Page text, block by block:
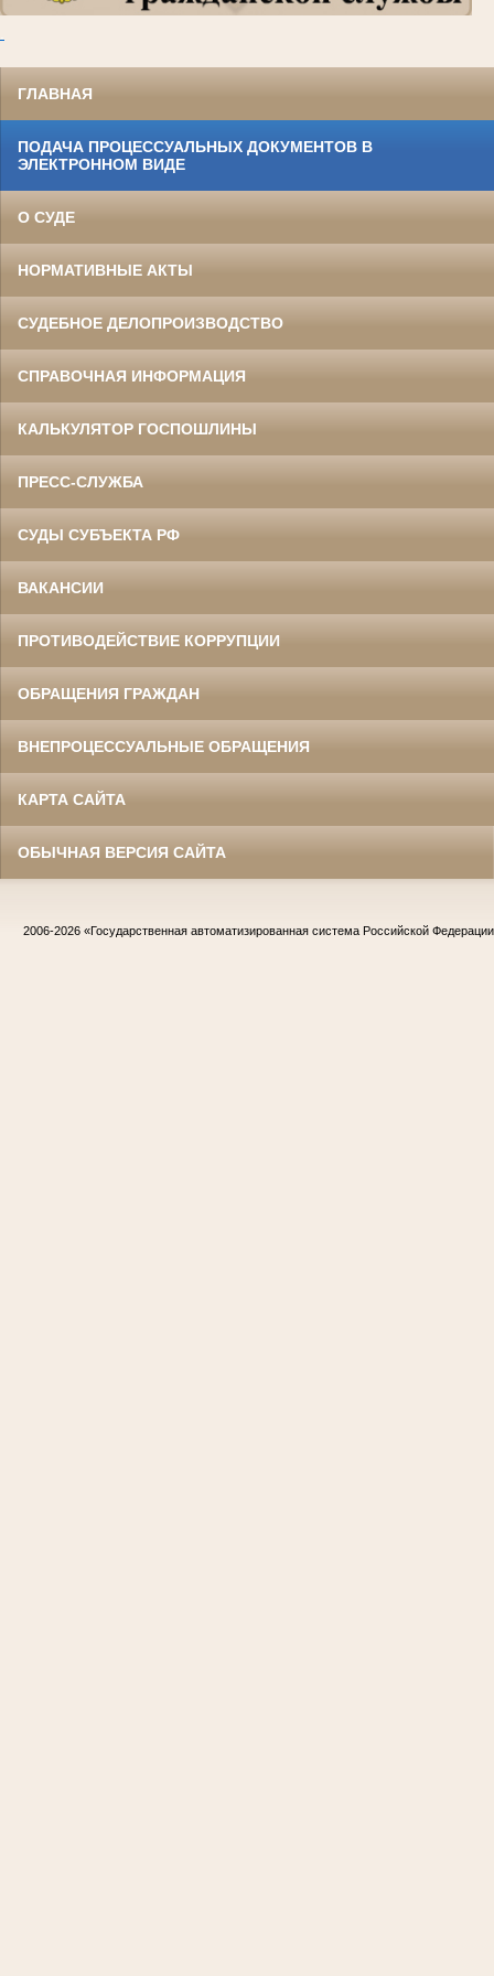
ГЛАВНАЯ
ПОДАЧА ПРОЦЕССУАЛЬНЫХ ДОКУМЕНТОВ В
ЭЛЕКТРОННОМ ВИДЕ
О СУДЕ
НОРМАТИВНЫЕ АКТЫ
СУДЕБНОЕ ДЕЛОПРОИЗВОДСТВО
СПРАВОЧНАЯ ИНФОРМАЦИЯ
КАЛЬКУЛЯТОР ГОСПОШЛИНЫ
ПРЕСС-СЛУЖБА
СУДЫ СУБЪЕКТА РФ
ВАКАНСИИ
ПРОТИВОДЕЙСТВИЕ КОРРУПЦИИ
ОБРАЩЕНИЯ ГРАЖДАН
ВНЕПРОЦЕССУАЛЬНЫЕ ОБРАЩЕНИЯ
КАРТА САЙТА
ОБЫЧНАЯ ВЕРСИЯ САЙТА
2006-2026 «Государственная автоматизированная система Российской